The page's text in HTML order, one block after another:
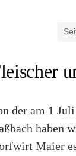
der am 1
haben
Maier